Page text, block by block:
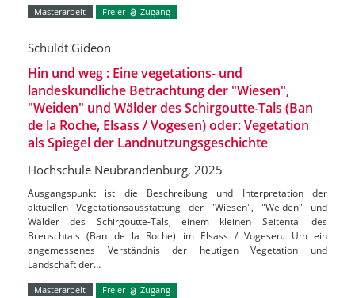
Masterarbeit Freier Zugang
Schuldt Gideon
Hin und weg : Eine vegetations- und
landeskundliche Betrachtung der "Wiesen",
"Weiden" und Wälder des Schirgoutte-Tals (Ban
de la Roche, Elsass / Vogesen) oder: Vegetation
als Spiegel der Landnutzungsgeschichte
Hochschule Neubrandenburg, 2025
Ausgangspunkt ist die Beschreibung und Interpretation der
aktuellen Vegetationsausstattung der "Wiesen", "Weiden" und
Wälder des Schirgoutte-Tals, einem kleinen Seitental des
Breuschtals (Ban de la Roche) im Elsass / Vogesen. Um ein
angemessenes Verständnis der heutigen Vegetation und
Landschaft der…
Masterarbeit Freier Zugang